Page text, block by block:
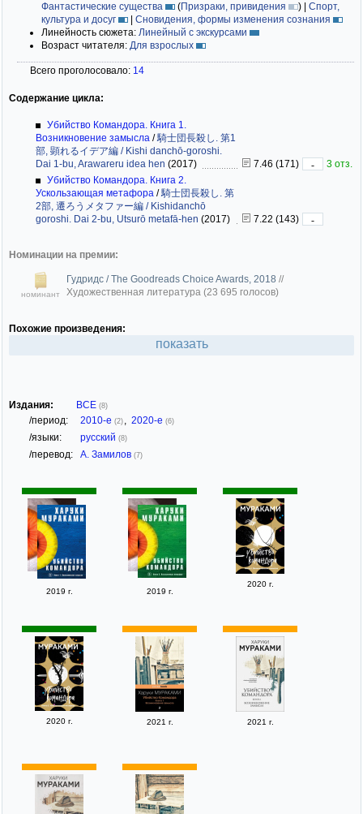
Фантастические существа
(Призраки, привидения ) | Спорт,
культура и досуг
| Сновидения, формы изменения сознания
Линейность сюжета: Линейный с экскурсами
Возраст читателя: Для взрослых
Всего проголосовало: 14
Содержание цикла:
Убийство Командора. Книга 1.
Возникновение замысла /騎士団長殺し. 第1
部, 顕れるイデア編 / Kishi danchō-goroshi.
Dai 1-bu, Arawareru idea hen (2017) 7.46 (171) -
3 отз.
Убийство Командора. Книга 2.
Ускользающая метафора /騎士団長殺し. 第
2部, 遷ろうメタファー編 / Kishidanchō
goroshi. Dai 2-bu, Utsurō metafā-hen (2017) 7.22 (143) -
Номинации на премии:
номинант
Гудридс / The Goodreads Choice Awards, 2018 //
Художественная литература (23 695 голосов)
Похожие произведения:
показать
Издания: ВСЕ (8)
/период: 2010-е (2) , 2020-е (6)
/языки: русский (8)
/перевод: А. Замилов (7)
2019 г. 2019 г.
2020 г.
2020 г. 2021 г. 2021 г.